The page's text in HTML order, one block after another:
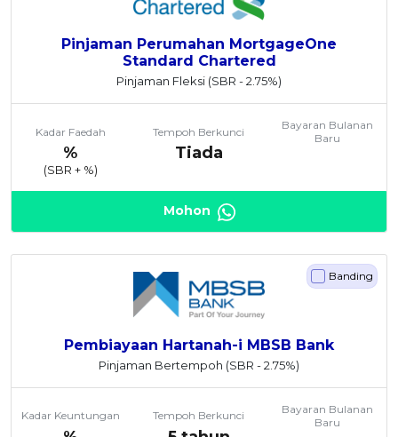
Pinjaman Perumahan MortgageOne
Standard Chartered
Pinjaman Fleksi (SBR - 2.75%)
Kadar Faedah
%
(SBR + %)
Tempoh Berkunci
Tiada
Bayaran Bulanan
Baru
Mohon
Pembiayaan Hartanah-i MBSB Bank
Pinjaman Bertempoh (SBR - 2.75%)
Kadar Keuntungan Tempoh Berkunci
Bayaran Bulanan
Baru
Banding